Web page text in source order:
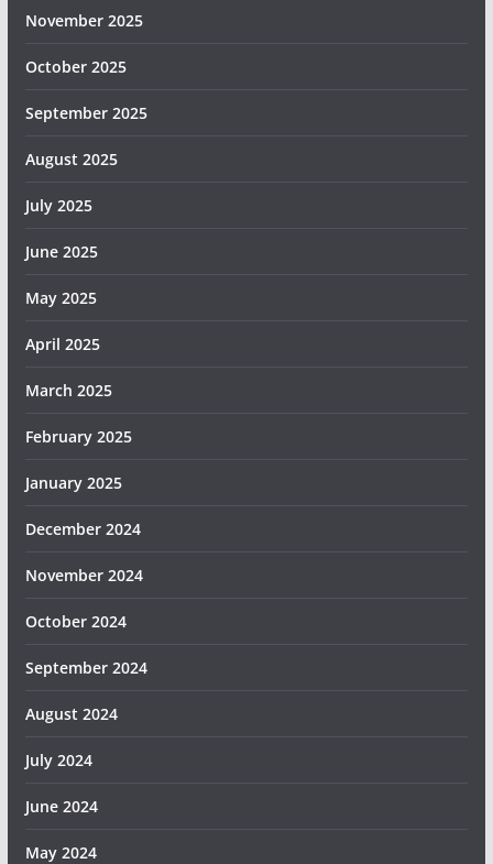
November 2025
October 2025
September 2025
August 2025
July 2025
June 2025
May 2025
April 2025
March 2025
February 2025
January 2025
December 2024
November 2024
October 2024
September 2024
August 2024
July 2024
June 2024
May 2024